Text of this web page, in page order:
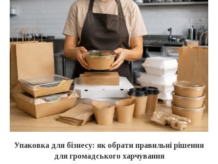
Упаковка для бізнесу: як обрати правильні рішення
для громадського харчування